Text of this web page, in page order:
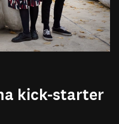
kick-starter